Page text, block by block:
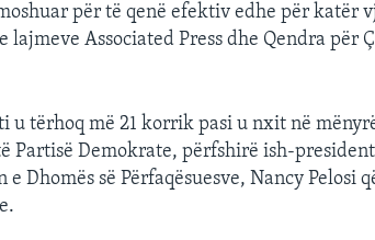
për të qenë efektiv edhe për katër
lajmeve Associated Press dhe Qendra për
u tërhoq më 21 korrik pasi u nxit në
Partisë Demokrate, përfshirë ish-
e Dhomës së Përfaqësuesve, Nancy Pelosi